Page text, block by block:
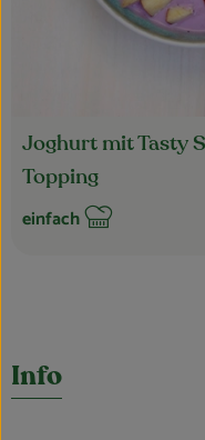
Joghurt mit Tasty
Topping
Schwierigkeit:
einfach
Info